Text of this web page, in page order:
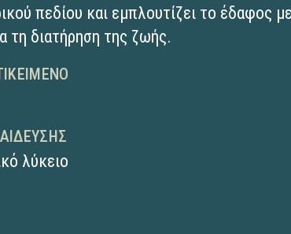
πεδίου και εμπλουτίζει το έδαφος
τη διατήρηση της ζωής.
λύκειο